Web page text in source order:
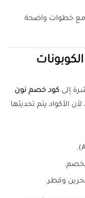
مع خطوات واضحة
إلى كود خصم نون
الأكواد يتم تحديثها
وقطر.